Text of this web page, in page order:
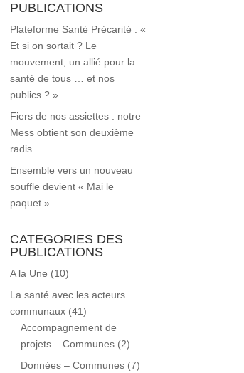
PUBLICATIONS
Plateforme Santé Précarité : «
Et si on sortait ? Le
mouvement, un allié pour la
santé de tous … et nos
publics ? »
Fiers de nos assiettes : notre
Mess obtient son deuxième
radis
Ensemble vers un nouveau
souffle devient « Mai le
paquet »
CATEGORIES DES
PUBLICATIONS
A la Une (10)
La santé avec les acteurs
communaux (41)
Accompagnement de
projets – Communes (2)
Données – Communes (7)